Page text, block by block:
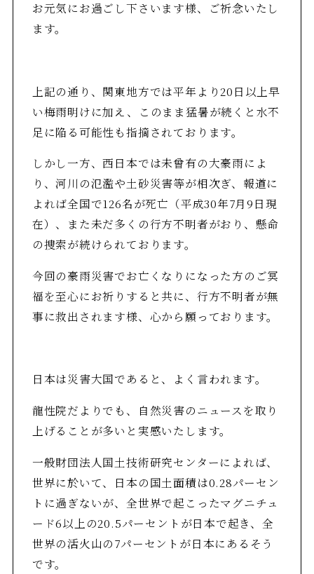
お元気にお過ごし下さいます様、ご祈念いたし
ます。
上記の通り、関東地方では平年より20日以上早
い梅雨明けに加え、このまま猛暑が続くと水不
足に陥る可能性も指摘されております。
しかし一方、西日本では未曾有の大豪雨によ
り、河川の氾濫や土砂災害等が相次ぎ、報道に
よれば全国で126名が死亡（平成30年7月9日現
在）、また未だ多くの行方不明者がおり、懸命
の捜索が続けられております。
今回の豪雨災害でお亡くなりになった方のご冥
福を至心にお祈りすると共に、行方不明者が無
事に救出されます様、心から願っております。
日本は災害大国であると、よく言われます。
龍性院だよりでも、自然災害のニュースを取り
上げることが多いと実感いたします。
一般財団法人国土技術研究センターによれば、
世界に於いて、日本の国土面積は0.28パーセン
トに過ぎないが、全世界で起こったマグニチュ
ード6以上の20.5パーセントが日本で起き、全
世界の活火山の7パーセントが日本にあるそう
です。